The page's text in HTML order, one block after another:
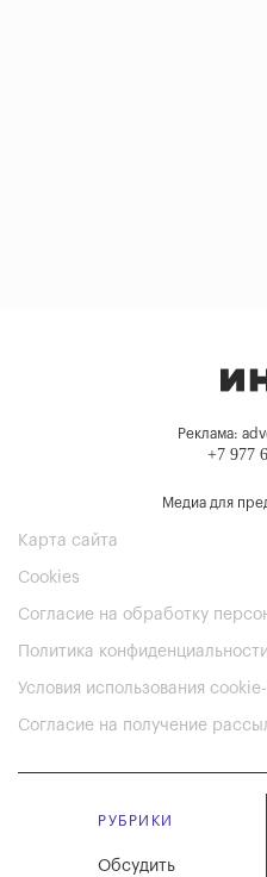
Реклама:
+7 977
Медиа для
Карта сайта
Cookies
Согласие на обработку
Политика конфиденциальности
Условия использования
Согласие на получение
РУБРИКИ
Обсудить